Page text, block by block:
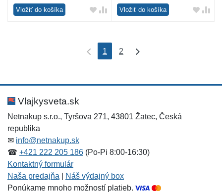
Vložiť do košíka Vložiť do košíka
1 2
Vlajkysveta.sk
Netnakup s.r.o., Tyršova 271, 43801 Žatec, Česká
republika
✉ info@netnakup.sk
☎ +421 222 205 186 (Po-Pi 8:00-16:30)
Kontaktný formulár
Naša predajňa
Náš výdajný box
Ponúkame mnoho možností platieb.